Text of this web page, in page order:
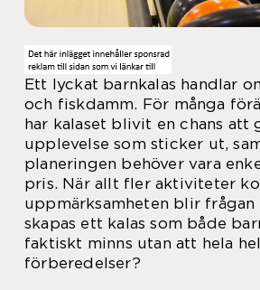
Ett lyckat barnkalas handlar
och fiskdamm. För många
har kalaset blivit en chans att
upplevelse som sticker ut,
planeringen behöver vara
pris. När allt fler aktiviteter
uppmärksamheten blir
skapas ett kalas som både
faktiskt minns utan att hela
förberedelser?